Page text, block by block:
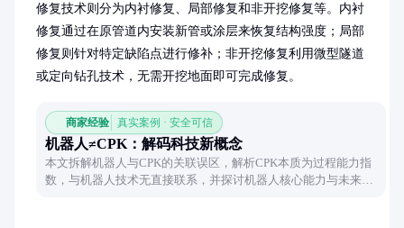
修复技术则分为内衬修复、局部修复和非开挖修复等。内衬
修复通过在原管道内安装新管或涂层来恢复结构强度；局部
修复则针对特定缺陷点进行修补；非开挖修复利用微型隧道
或定向钻孔技术，无需开挖地面即可完成修复。
商家经验 真实案例 · 安全可信
机器人≠CPK：解码科技新概念
本文拆解机器人与CPK的关联误区，解析CPK本质为过程能力指
数，与机器人技术无直接联系，并探讨机器人核心能力与未来方